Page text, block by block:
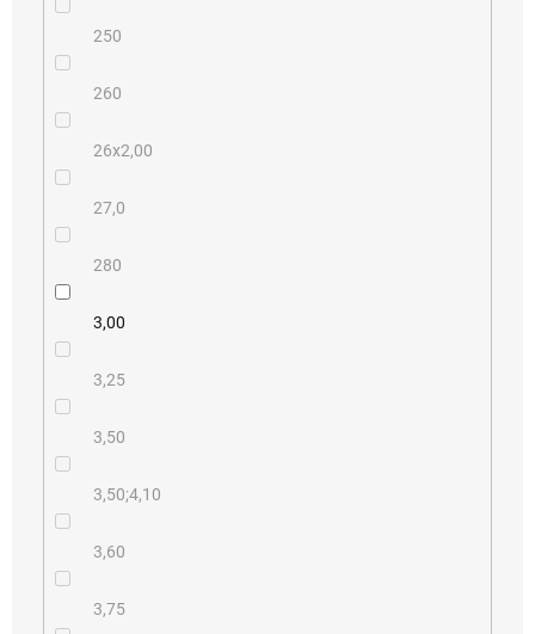
250
260
26x2,00
27,0
280
3,00
3,25
3,50
3,50;4,10
3,60
3,75